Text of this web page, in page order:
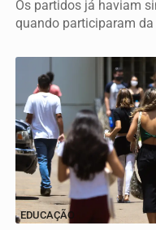
Os partidos já haviam
quando participaram
EDUCAÇÃO